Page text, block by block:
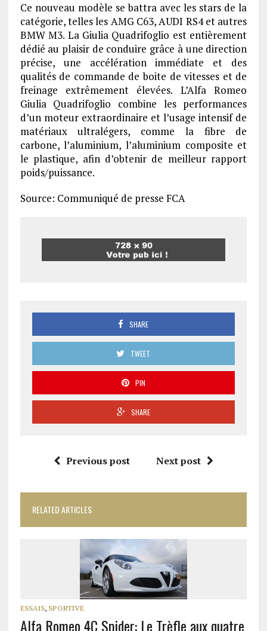
Ce nouveau modèle se battra avec les stars de la
catégorie, telles les AMG C63, AUDI RS4 et autres
BMW M3. La Giulia Quadrifoglio est entièrement
dédié au plaisir de conduire grâce à une direction
précise, une accélération immédiate et des
qualités de commande de boite de vitesses et de
freinage extrêmement élevées. L’Alfa Romeo
Giulia Quadrifoglio combine les performances
d’un moteur extraordinaire et l’usage intensif de
matériaux ultralégers, comme la fibre de
carbone, l’aluminium, l’aluminium composite et
le plastique, afin d’obtenir de meilleur rapport
poids/puissance.
Source: Communiqué de presse FCA
SHARE
TWEET
PIN
SHARE
Previous post Next post
RELATED ARTICLES
ESSAIS, SPORTIVE
Alfa Romeo 4C Spider: Le Trèfle aux quatre